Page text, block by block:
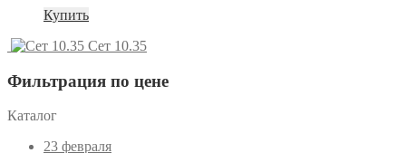
Купить
Сет 10.35
Фильтрация по цене
Каталог
23 февраля